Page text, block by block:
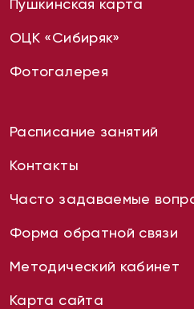
Пушкинская карта
ОЦК «Сибиряк»
Фотогалерея
Расписание занятий
Контакты
Часто задаваемые
Форма обратной связи
Методический кабинет
Карта сайта